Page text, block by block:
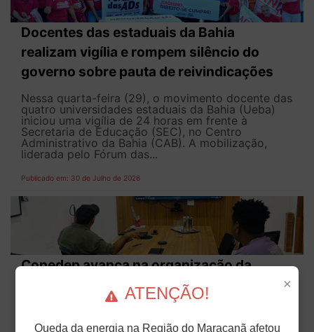
Docentes das estaduais da Bahia
realizam vigília e rompem silêncio do
governo sobre pauta de reivindicações
Nessa quarta-feira (29), o movimento docente das
quatro universidades estaduais da Bahia (Ueba)
iniciou uma vigília de 24 horas em frente à
Secretaria de Educação (SEC), no Centro
Administrativo da Bahia (CAB). A mobilização,
liderada pelo Fórum das...
Publicado em: 30 de Julho de 2026
Conedep avança na organização da
Plenária Nacional da Educação, prevista
para dezembro
×
ATENÇÃO!
Queda da energia na Região do Maracanã afetou